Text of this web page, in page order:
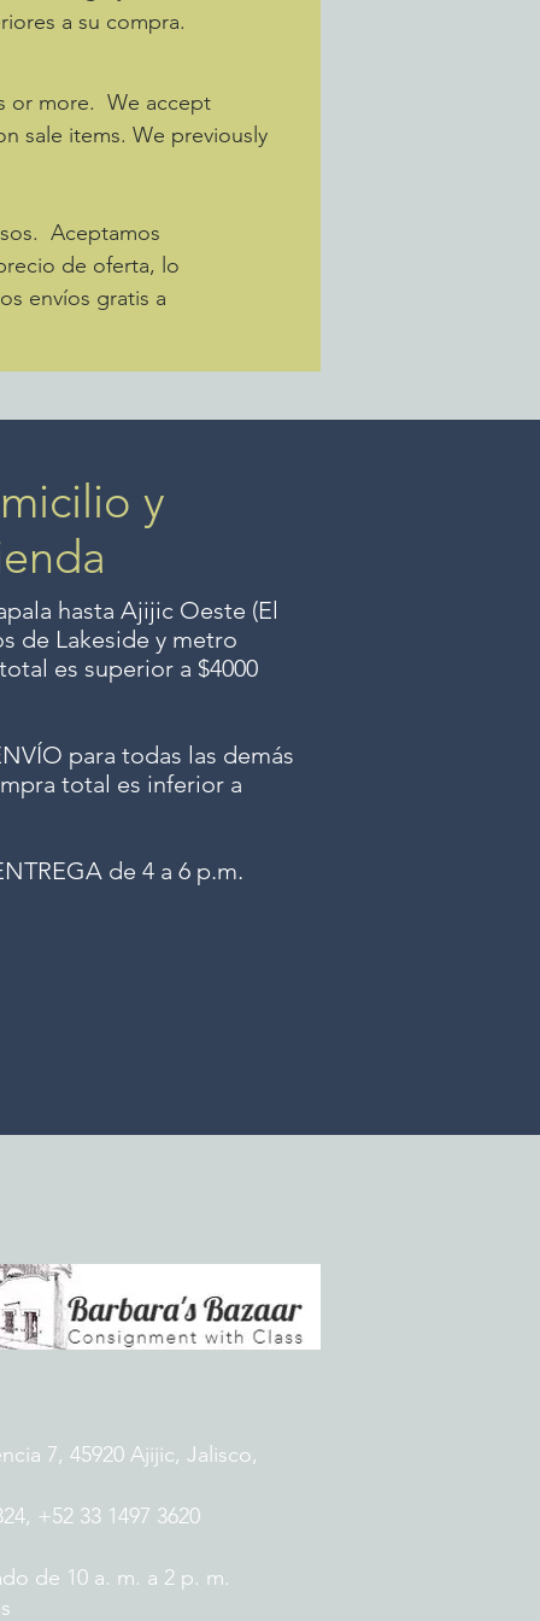
visto lino en un hilo tan
en cada lado.
a su compra.
or more. We accept
sale items. We previously
Aceptamos
de oferta, lo
envíos gratis a
y
hasta Ajijic Oeste (El
de Lakeside y metro
es superior a $4000
para todas las demás
total es inferior a
de 4 a 6 p.m.
7, 45920 Ajijic, Jalisco,
+52 33 1497 3620
de 10 a. m. a 2 p. m.